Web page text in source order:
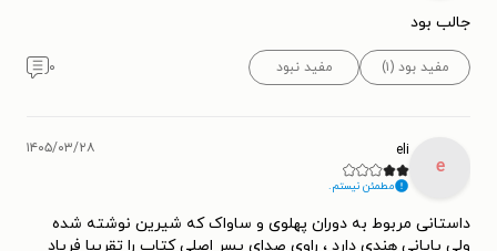
جالب بود
مفید بود (۱) مفید نبود ۰
e
eli
مطمئن نیستم.
۱۴۰۵/۰۳/۲۸
داستانی مربوط به دوران پهلوی و ساواک که شیرین نوشته شده
ولی پایانی هندی دارد ، راوی صدای پسر اصلی کتاب را تقریبا فریاد